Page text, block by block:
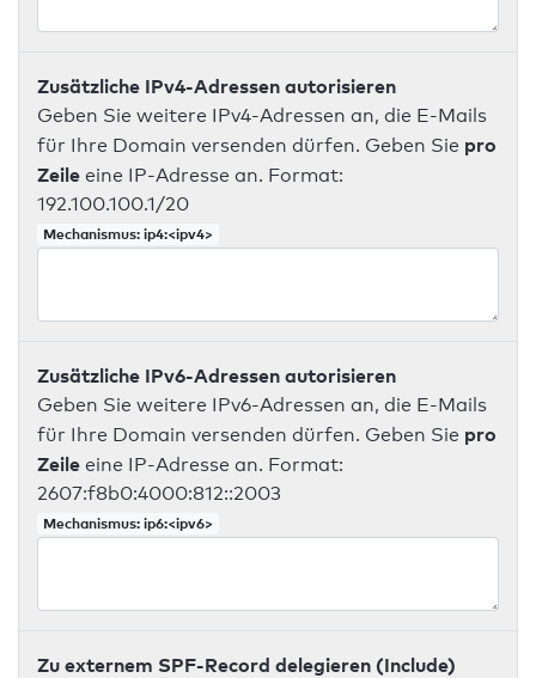
Zusätzliche IPv4-Adressen autorisieren
Geben Sie weitere IPv4-Adressen an, die E-Mails
für Ihre Domain versenden dürfen. Geben Sie pro
Zeile eine IP-Adresse an. Format:
192.100.100.1/20
Mechanismus: ip4:<ipv4>
Zusätzliche IPv6-Adressen autorisieren
Geben Sie weitere IPv6-Adressen an, die E-Mails
für Ihre Domain versenden dürfen. Geben Sie pro
Zeile eine IP-Adresse an. Format:
2607:f8b0:4000:812::2003
Mechanismus: ip6:<ipv6>
Zu externem SPF-Record delegieren (Include)